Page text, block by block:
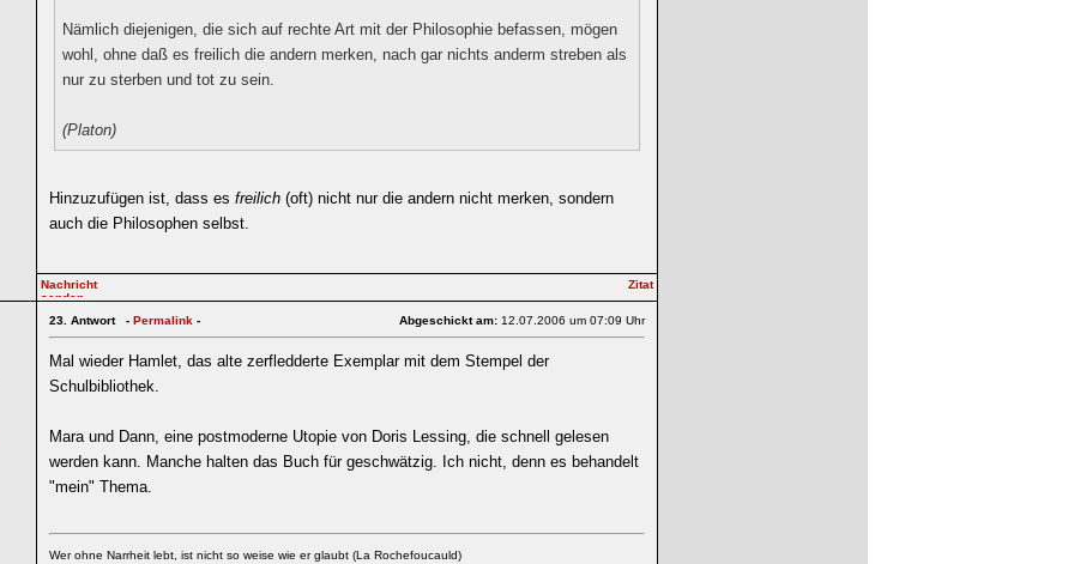
Nämlich diejenigen, die sich auf rechte Art mit der Philosophie befassen, mögen
wohl, ohne daß es freilich die andern merken, nach gar nichts anderm streben als
nur zu sterben und tot zu sein.
(Platon)
Hinzuzufügen ist, dass es freilich (oft) nicht nur die andern nicht merken, sondern
auch die Philosophen selbst.
23. Antwort - Permalink - Abgeschickt am: 12.07.2006 um 07:09 Uhr
Mal wieder Hamlet, das alte zerfledderte Exemplar mit dem Stempel der
Schulbibliothek.
Mara und Dann, eine postmoderne Utopie von Doris Lessing, die schnell gelesen
werden kann. Manche halten das Buch für geschwätzig. Ich nicht, denn es behandelt
"mein" Thema.
Wer ohne Narrheit lebt, ist nicht so weise wie er glaubt (La Rochefoucauld)